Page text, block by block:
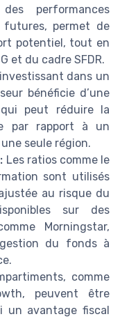
performances
futures, permet de
potentiel, tout en
et du cadre SFDR.
dans un
bénéficie d’une
peut réduire la
par rapport à un
seule région.
Les ratios comme le
sont utilisés
au risque du
sur des
Morningstar,
du fonds à
comme
peuvent être
un avantage fiscal